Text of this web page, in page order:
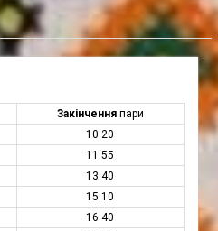
Закінченняпари
10:20
11:55
13:40
15:10
16:40